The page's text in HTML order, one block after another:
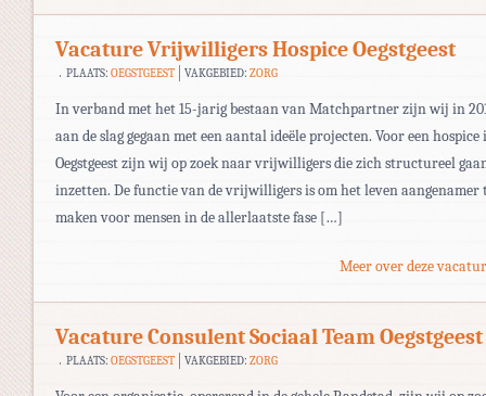
Vacature Vrijwilligers Hospice Oegstgeest
PLAATS: OEGSTGEEST VAKGEBIED:ZORG
In verband met het 15-jarig bestaan van Matchpartner zijn wij in
aan de slag gegaan met een aantal ideële projecten. Voor een hospice
Oegstgeest zijn wij op zoek naar vrijwilligers die zich structureel
inzetten. De functie van de vrijwilligers is om het leven aangenamer
maken voor mensen in de allerlaatste fase […]
Meer over deze
Vacature Consulent Sociaal Team Oegstgeest
PLAATS: OEGSTGEEST VAKGEBIED:ZORG